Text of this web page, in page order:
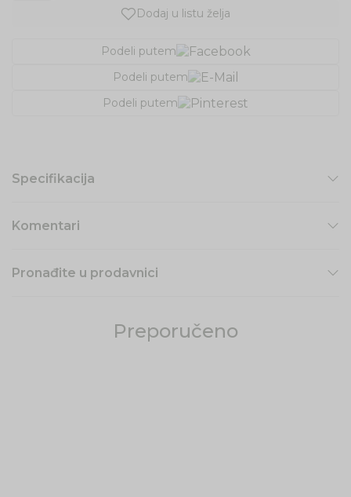
Dodaj u listu želja
Podeli putem
Podeli putem
Podeli putem
Specifikacija
Komentari
Pronađite u prodavnici
Preporučeno